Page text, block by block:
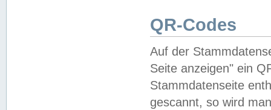
QR-Codes
Auf der
Seite anzeigen" ein
Stammdatenseite
gescannt, so wird